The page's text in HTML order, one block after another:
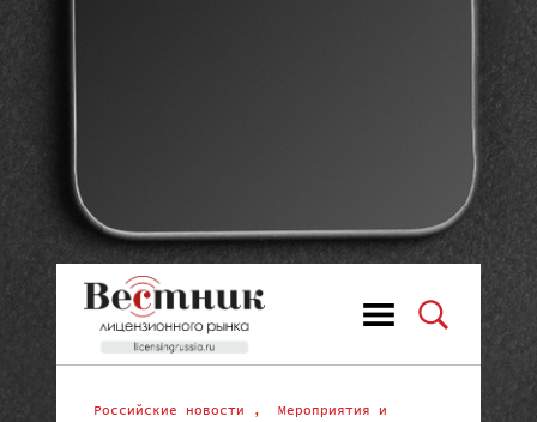
Российские новости , Мероприятия и